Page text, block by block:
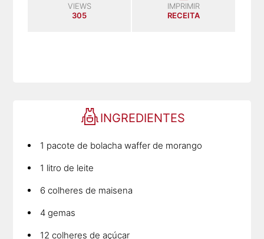
VIEWS
305
IMPRIMIR
RECEITA
INGREDIENTES
1 pacote de bolacha waffer de morango
1 litro de leite
6 colheres de maisena
4 gemas
12 colheres de açúcar